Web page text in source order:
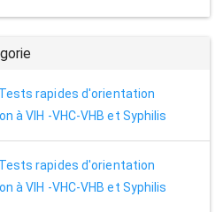
rapides d'orientation
à VIH -VHC-VHB et Syphilis
rapides d'orientation
à VIH -VHC-VHB et Syphilis